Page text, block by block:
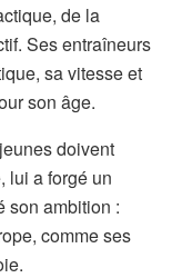
de la
Ses entraîneurs
sa vitesse et
son âge.
doivent
lui a forgé un
son ambition :
comme ses